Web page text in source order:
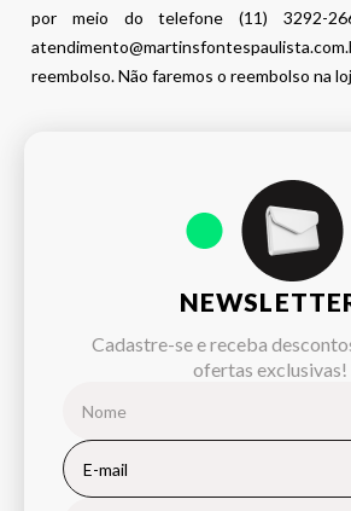
por meio do telefone (11) 3292-
reembolso. Não faremos o reembolso na
Cadastre-se e receba
ofertas exclusivas!